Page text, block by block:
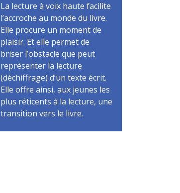
La lecture à voix haute facilite
l’accroche au monde du livre.
Elle procure un moment de
plaisir. Et elle permet de
briser l’obstacle que peut
représenter la lecture
(déchiffrage) d’un texte écrit.
Elle offre ainsi, aux jeunes les
plus réticents à la lecture, une
transition vers le livre.